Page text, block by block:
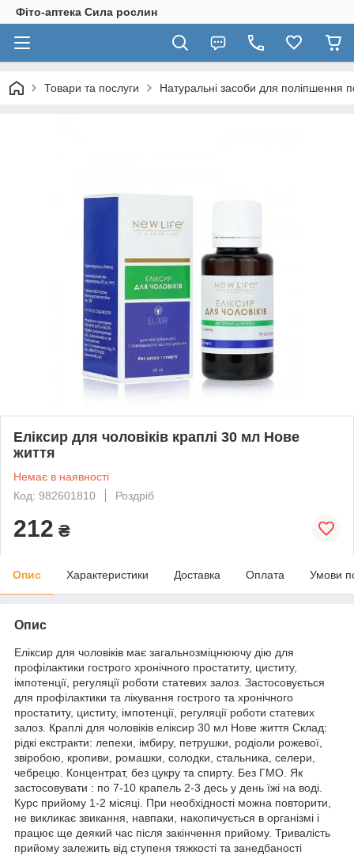
Фіто-аптека Сила рослин
Товари та послуги Натуральні засоби для поліпшення
Еліксир для чоловіків краплі 30 мл Нове
життя
Немає в наявності
Код: 982601810
Роздріб
212 ₴
Опис Характеристики Доставка Оплата Умови
Опис
Еліксир для чоловіків має загальнозміцнюючу дію для
профілактики гострого хронічного простатиту, циститу,
імпотенції, регуляції роботи статевих залоз. Застосовується
для профілактики та лікування гострого та хронічного
простатиту, циститу, імпотенції, регуляції роботи статевих
залоз. Краплі для чоловіків еліксир 30 мл Нове життя Склад:
рідкі екстракти: лепехи, імбиру, петрушки, родіоли рожевої,
звіробою, кропиви, ромашки, солодки, стальника, селери,
чебрецю. Концентрат, без цукру та спирту. Без ГМО. Як
застосовувати : по 7-10 крапель 2-3 десь у день їжі на воді.
Курс прийому 1-2 місяці. При необхідності можна повторити,
не викликає звикання, навпаки, накопичується в організмі і
працює ще деякий час після закінчення прийому. Тривалість
прийому залежить від ступеня тяжкості та занедбаності